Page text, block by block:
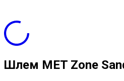
Шлем MET Zone